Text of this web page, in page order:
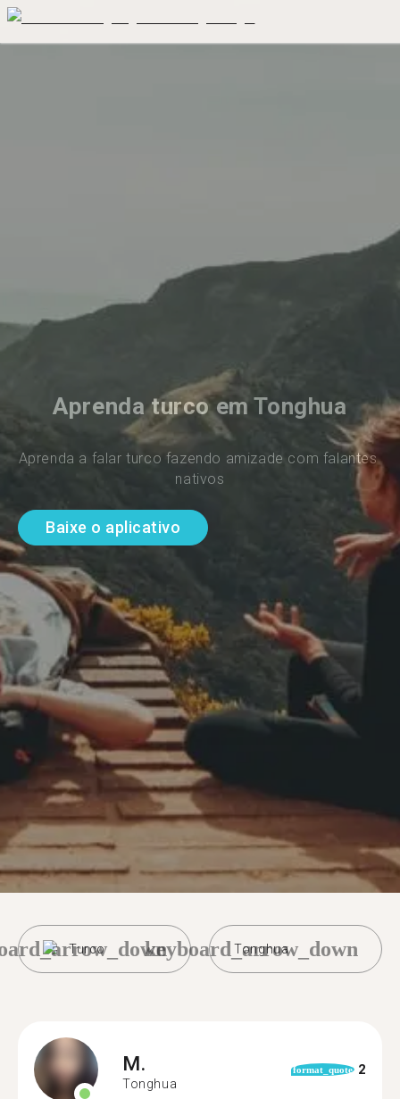
Aprenda turco em Tonghua
Aprenda a falar turco fazendo amizade com falantes
nativos
Baixe o aplicativo
Turco Tonghua
keyboard_arrow_down
M.
Tonghua
format_quote 2